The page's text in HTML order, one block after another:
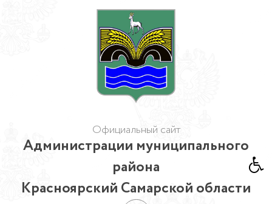
Официальный сайт
Администрации муниципального
района
Красноярский Самарской области